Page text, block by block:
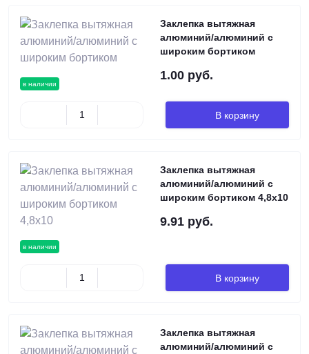
в наличии
Заклепка вытяжная
алюминий/алюминий с
широким бортиком
1.00 руб.
В корзину
в наличии
Заклепка вытяжная
алюминий/алюминий с
широким бортиком 4,8х10
9.91 руб.
В корзину
Заклепка вытяжная
алюминий/алюминий с